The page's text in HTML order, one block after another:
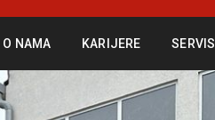
O NAMA KARIJERE SERVIS